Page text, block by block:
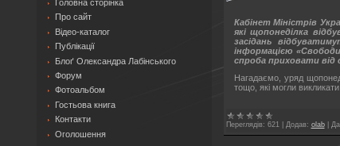
Головна сторінка
Про сайт
Відео-каталог
Публікації
Блоґ Олександра Лабінського
Форум
Фотоальбом
Гостьова книга
Контакти
Оголошення
Кабінет Міністрів
які щопонеділка
засідань
інформацією
спроба приховати від
Нагадаємо, уряд
тощо, які могли
Переглядів: 621 Додав: olab